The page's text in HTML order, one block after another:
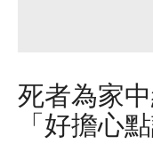
死者為家
「好擔心